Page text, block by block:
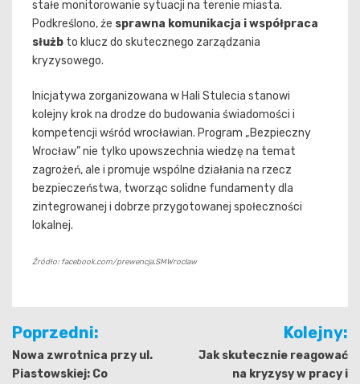
stałe monitorowanie sytuacji na terenie miasta.
Podkreślono, że sprawna komunikacja i współpraca
służb to klucz do skutecznego zarządzania
kryzysowego.
Inicjatywa zorganizowana w Hali Stulecia stanowi
kolejny krok na drodze do budowania świadomości i
kompetencji wśród wrocławian. Program „Bezpieczny
Wrocław” nie tylko upowszechnia wiedzę na temat
zagrożeń, ale i promuje wspólne działania na rzecz
bezpieczeństwa, tworząc solidne fundamenty dla
zintegrowanej i dobrze przygotowanej społeczności
lokalnej.
Źródło: facebook.com/prewencja.SMWroclaw
Nawigacja
wpisu
Poprzedni:
Nowa zwrotnica przy ul.
Piastowskiej: Co
Kolejny:
Jak skutecznie reagować
na kryzysy w pracy i